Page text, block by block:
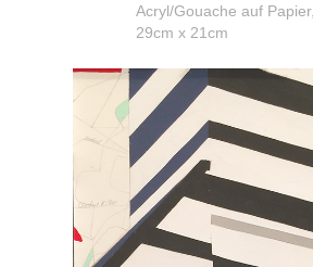
Acryl/Gouache auf Papier,
29cm x 21cm